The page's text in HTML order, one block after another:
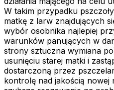
W takim przypadku
matkę z larw znajdujących
wybór osobnika najlepiej
warunków panujących w
strony sztuczna wymiana
usunięciu starej matki i
dostarczoną przez
kontrolę nad jakością nowej